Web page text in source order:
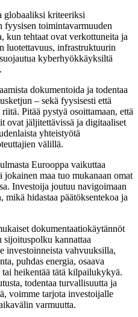
globaaliksi kriteeriksi
fyysisen toimintavarmuuden
kun tehtaat ovat verkottuneita ja
luotettavuus, infrastruktuurin
kyberhyökkäyksiltä
dokumentoida ja todentaa
– sekä fyysisesti että
Pitää pystyä osoittamaan, että
ovat jäljitettävissä ja digitaaliset
yhteistyötä
välillä.
Eurooppa vaikuttaa
jokainen maa tuo mukanaan omat
Investoija joutuu navigoimaan
mikä hidastaa päätöksentekoa ja
dokumentaatiokäytännöt
kannattaa
investoinneista vahvuuksilla,
puhdas energia, osaava
heikentää tätä kilpailukykyä.
todentaa turvallisuutta ja
voimme tarjota investoijalle
varmuutta.